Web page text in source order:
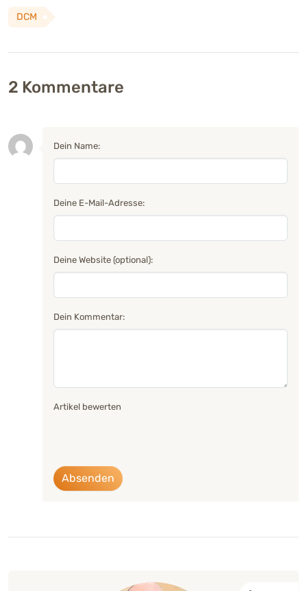
DCM
2 Kommentare
Dein Name:
Deine E-Mail-Adresse:
Deine Website (optional):
Dein Kommentar:
Artikel bewerten
Absenden